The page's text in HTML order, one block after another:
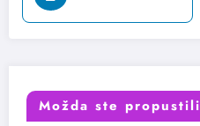
Možda ste propustili